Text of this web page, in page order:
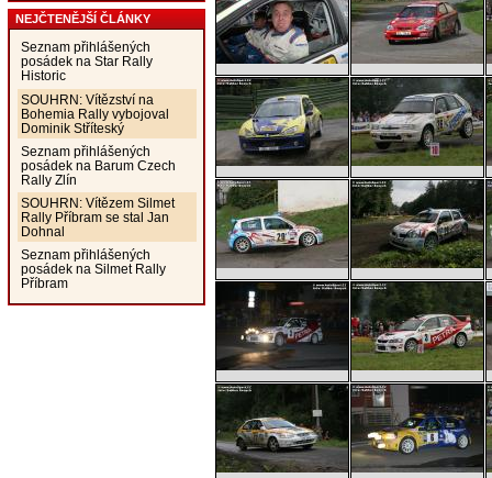
NEJČTENĚJŠÍ ČLÁNKY
Seznam přihlášených
posádek na Star Rally
Historic
SOUHRN: Vítězství na
Bohemia Rally vybojoval
Dominik Stříteský
Seznam přihlášených
posádek na Barum Czech
Rally Zlín
SOUHRN: Vítězem Silmet
Rally Příbram se stal Jan
Dohnal
Seznam přihlášených
posádek na Silmet Rally
Příbram